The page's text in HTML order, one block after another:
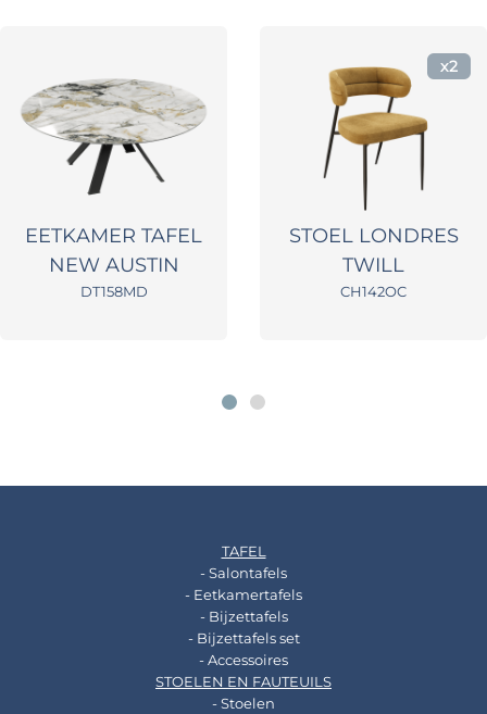
EETKAMER TAFEL
NEW AUSTIN
DT158MD
STOEL LONDRES
TWILL
CH142OC
x2
TAFEL
- Salontafels
- Eetkamertafels
- Bijzettafels
- Bijzettafels set
- Accessoires
STOELEN EN FAUTEUILS
- Stoelen